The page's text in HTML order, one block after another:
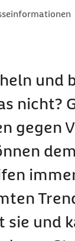
und
nicht?
gegen
und